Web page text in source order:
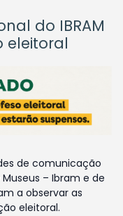
do IBRAM
eleitoral
de comunicação
– Ibram e de
a observar as
eleitoral.